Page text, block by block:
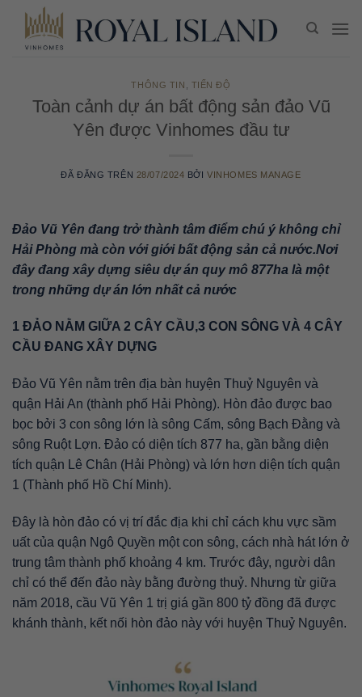
Chuyển
THÔNG TIN TIẾN ĐỘ
Toàn cảnh dự án bất động sản đảo Vũ
Yên được Vinhomes đầu tư
ĐÃ ĐĂNG TRÊN 28/07/2024 BỞIVINHOMES MANAGE
Đảo Vũ Yên đang trở thành tâm điểm chú ý không chỉ
Hải Phòng mà còn với giới bất động sản cả nước.Nơi
đây đang xây dựng siêu dự án quy mô 877ha là một
trong những dự án lớn nhất cả nước
1 ĐẢO NẰM GIỮA 2 CÂY CẦU,3 CON SÔNG VÀ 4 CÂY
CẦU ĐANG XÂY DỰNG
Đảo Vũ Yên nằm trên địa bàn huyện Thuỷ Nguyên và
quận Hải An (thành phố Hải Phòng). Hòn đảo được bao
bọc bởi 3 con sông lớn là sông Cấm, sông Bạch Đằng và
sông Ruột Lợn. Đảo có diện tích 877 ha, gần bằng diện
tích quận Lê Chân (Hải Phòng) và lớn hơn diện tích quận
1 (Thành phố Hồ Chí Minh).
Đây là hòn đảo có vị trí đắc địa khi chỉ cách khu vực sầm
uất của quận Ngô Quyền một con sông, cách nhà hát lớn ở
trung tâm thành phố khoảng 4 km. Trước đây, người dân
chỉ có thể đến đảo này bằng đường thuỷ. Nhưng từ giữa
năm 2018, cầu Vũ Yên 1 trị giá gần 800 tỷ đồng đã được
khánh thành, kết nối hòn đảo này với huyện Thuỷ Nguyên.